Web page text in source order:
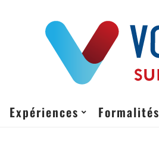
Expériences Formalités